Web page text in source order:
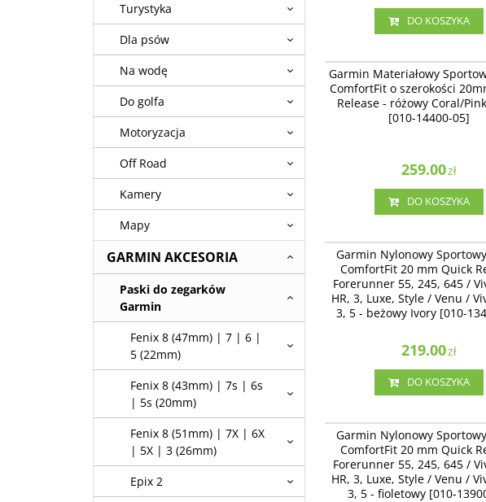
DO KOSZYKA
Garmin Materiałowy Sportowy
ComfortFit o szerokości 20mm Quick
różowy Coral/Pink dawn [010-
Garmin Materiałowy
ComfortFit o szerokości
Release - różowy Coral/
[010-14400-05]
259.00zł
DO KOSZYKA
Garmin Nylonowy Sportowy pasek
20 mm Quick Release Forerunner
/ Vivomove HR, 3, Luxe, Style / Venu
Vivoactive 3, 5 - beżowy Ivory [010-
Garmin Nylonowy
ComfortFit 20 mm Quick
Forerunner 55, 245, 645 /
HR, 3, Luxe, Style / Venu /
3, 5 - beżowy Ivory [010-
219.00zł
DO KOSZYKA
Garmin Nylonowy Sportowy pasek
20 mm Quick Release Forerunner
/ Vivomove HR, 3, Luxe, Style / Venu
Vivoactive 3, 5 - fioletowy [010-
Garmin Nylonowy
ComfortFit 20 mm Quick
Forerunner 55, 245, 645 /
HR, 3, Luxe, Style / Venu /
3, 5 - fioletowy [010-
Turystyka
Dla psów
Na wodę
Do golfa
Motoryzacja
Off Road
Kamery
Mapy
GARMIN AKCESORIA
Paski do zegarków
Garmin
Fenix 8 (47mm) | 7 | 6 |
5 (22mm)
Fenix 8 (43mm) | 7s | 6s
| 5s (20mm)
Fenix 8 (51mm) | 7X | 6X
| 5X | 3 (26mm)
Epix 2